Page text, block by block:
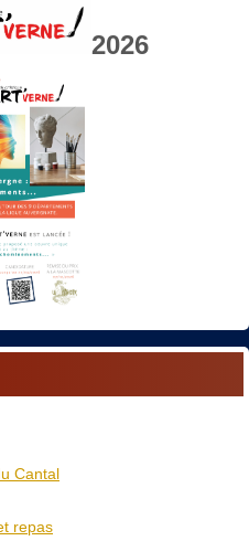
2026
Cantal
repas